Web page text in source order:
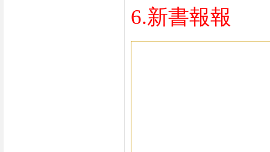
6.新書報報